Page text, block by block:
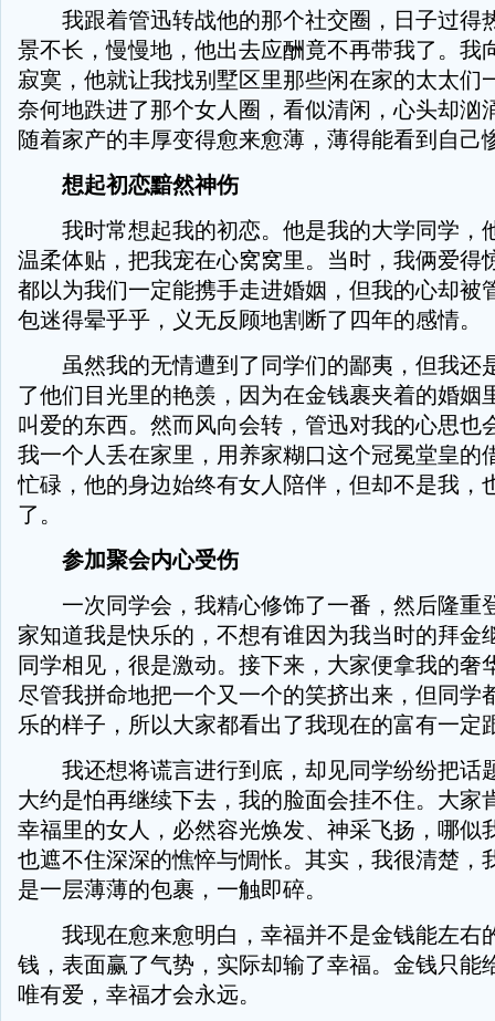
我跟着管迅转战他的那个社交圈，日子过得
景不长，慢慢地，他出去应酬竟不再带我了。我
寂寞，他就让我找别墅区里那些闲在家的太太们
奈何地跌进了那个女人圈，看似清闲，心头却汹
随着家产的丰厚变得愈来愈薄，薄得能看到自己
想起初恋黯然神伤
我时常想起我的初恋。他是我的大学同学，
温柔体贴，把我宠在心窝窝里。当时，我俩爱得
都以为我们一定能携手走进婚姻，但我的心却被
包迷得晕乎乎，义无反顾地割断了四年的感情。
虽然我的无情遭到了同学们的鄙夷，但我还
了他们目光里的艳羡，因为在金钱裹夹着的婚姻
叫爱的东西。然而风向会转，管迅对我的心思也
我一个人丢在家里，用养家糊口这个冠冕堂皇的
忙碌，他的身边始终有女人陪伴，但却不是我，
了。
参加聚会内心受伤
一次同学会，我精心修饰了一番，然后隆重
家知道我是快乐的，不想有谁因为我当时的拜金
同学相见，很是激动。接下来，大家便拿我的奢
尽管我拼命地把一个又一个的笑挤出来，但同学
乐的样子，所以大家都看出了我现在的富有一定
我还想将谎言进行到底，却见同学纷纷把话
大约是怕再继续下去，我的脸面会挂不住。大家
幸福里的女人，必然容光焕发、神采飞扬，哪似
也遮不住深深的憔悴与惆怅。其实，我很清楚，
是一层薄薄的包裹，一触即碎。
我现在愈来愈明白，幸福并不是金钱能左右
钱，表面赢了气势，实际却输了幸福。金钱只能
唯有爱，幸福才会永远。